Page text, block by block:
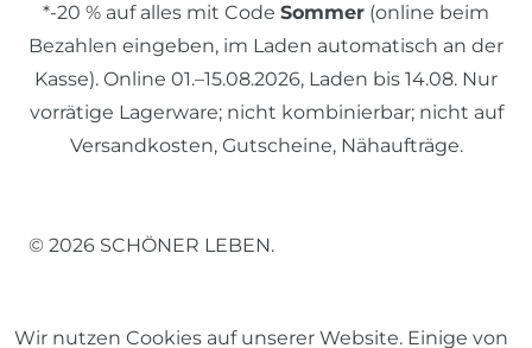
*-20 % auf alles mit Code Sommer (online beim
Bezahlen eingeben, im Laden automatisch an der
Kasse). Online 01.–15.08.2026, Laden bis 14.08. Nur
vorrätige Lagerware; nicht kombinierbar; nicht auf
Versandkosten, Gutscheine, Nähaufträge.
© 2026 SCHÖNER LEBEN.
Wir nutzen Cookies auf unserer Website. Einige von